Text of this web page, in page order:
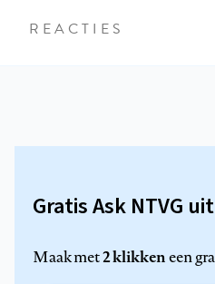
REACTIES
Gratis Ask NTVG
Maak met2 klikkeneen